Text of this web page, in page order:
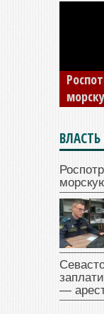
В
ГИБДД
—